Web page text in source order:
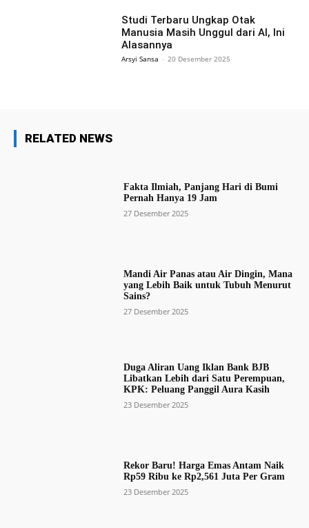
Gunung Lewotobi Laki-Laki Meletus, Ketinggian
Abu Capai 10KM
Jutaan Warga Teheran Berbondong-Bondong
Studi Terbaru Ungkap Otak
Manusia Masih Unggul dari AI, Ini
Alasannya
Arsyi Sansa - 20 Desember 2025
RELATED NEWS
Fakta Ilmiah, Panjang Hari di Bumi
Pernah Hanya 19 Jam
27 Desember 2025
Mandi Air Panas atau Air Dingin, Mana
yang Lebih Baik untuk Tubuh Menurut
Sains?
27 Desember 2025
Duga Aliran Uang Iklan Bank BJB
Libatkan Lebih dari Satu Perempuan,
KPK: Peluang Panggil Aura Kasih
23 Desember 2025
Rekor Baru! Harga Emas Antam Naik
Rp59 Ribu ke Rp2,561 Juta Per Gram
23 Desember 2025